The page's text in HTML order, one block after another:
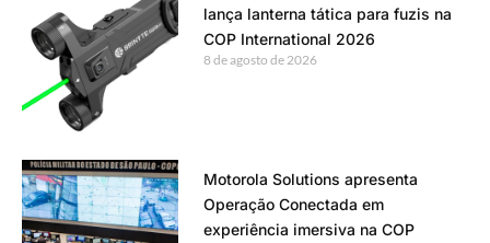
lança lanterna tática para fuzis na
COP International 2026
8 de agosto de 2026
Motorola Solutions apresenta
Operação Conectada em
experiência imersiva na COP